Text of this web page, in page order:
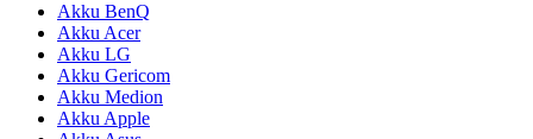
Akku BenQ
Akku Acer
Akku LG
Akku Gericom
Akku Medion
Akku Apple